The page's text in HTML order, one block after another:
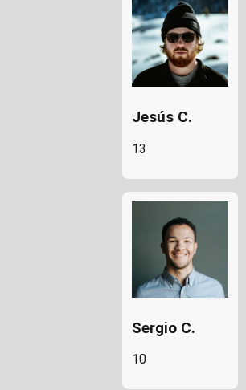
Jesús C.
13
Sergio C.
10